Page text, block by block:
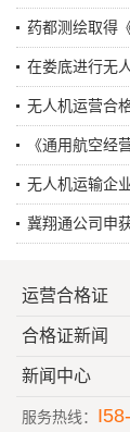
药都测绘取得
在娄底进行无
无人机运营合
《通用航空经
无人机运输企
冀翔通公司申
运营合格证
合格证新闻
新闻中心
服务热线：